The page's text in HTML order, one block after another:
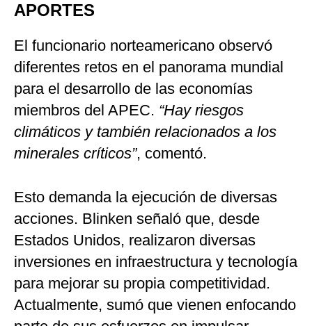
APORTES
El funcionario norteamericano observó
diferentes retos en el panorama mundial
para el desarrollo de las economías
miembros del APEC. “Hay riesgos
climáticos y también relacionados a los
minerales críticos”, comentó.
Esto demanda la ejecución de diversas
acciones. Blinken señaló que, desde
Estados Unidos, realizaron diversas
inversiones en infraestructura y tecnología
para mejorar su propia competitividad.
Actualmente, sumó que vienen enfocando